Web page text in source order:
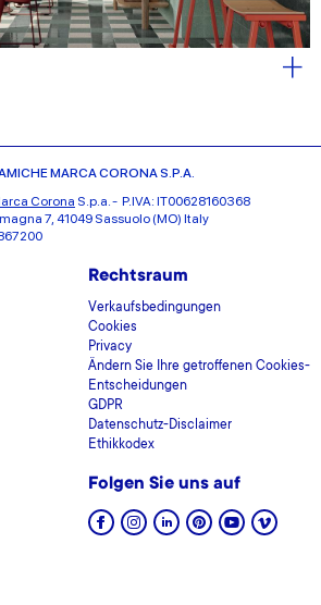
MARCA CORONA S.P.A.
Corona S.p.a. - P.IVA: IT00628160368
7, 41049 Sassuolo (MO) Italy
Rechtsraum
Verkaufsbedingungen
Cookies
Privacy
Ändern Sie Ihre getroffenen Cookies-
Entscheidungen
GDPR
Datenschutz-Disclaimer
Ethikkodex
Folgen Sie uns auf